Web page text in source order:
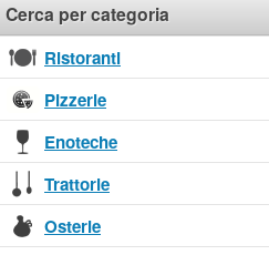
Cerca per categoria
Ristoranti
Pizzerie
Enoteche
Trattorie
Osterie